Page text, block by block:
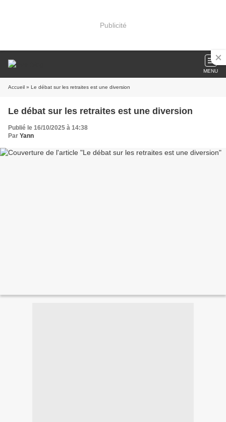
Publicité
MENU
Accueil » Le débat sur les retraites est une diversion
Le débat sur les retraites est une diversion
Publié le 16/10/2025 à 14:38
Par Yann